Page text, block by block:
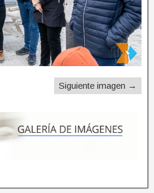
Siguiente imagen →